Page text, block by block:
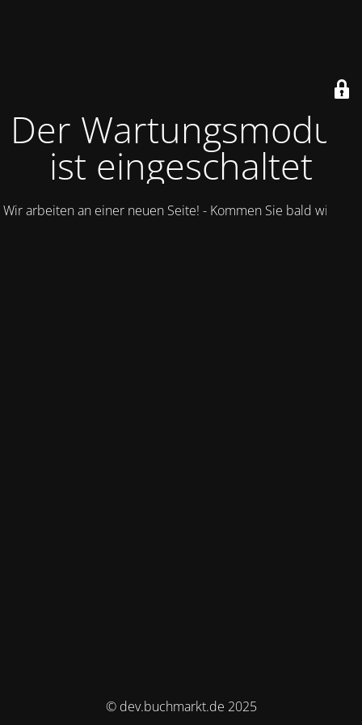
Der Wartungsmodus
ist eingeschaltet
Wir arbeiten an einer neuen Seite! - Kommen Sie bald wieder.
© dev.buchmarkt.de 2025